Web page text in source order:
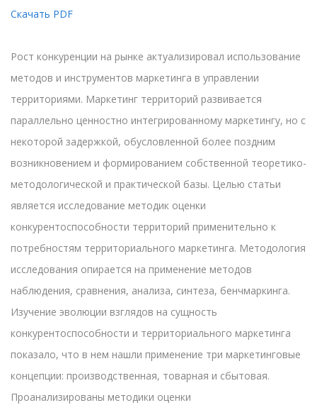
Скачать PDF
Рост конкуренции на рынке актуализировал использование
методов и инструментов маркетинга в управлении
территориями. Маркетинг территорий развивается
параллельно ценностно интегрированному маркетингу, но с
некоторой задержкой, обусловленной более поздним
возникновением и формированием собственной теоретико-
методологической и практической базы. Целью статьи
является исследование методик оценки
конкурентоспособности территорий применительно к
потребностям территориального маркетинга. Методология
исследования опирается на применение методов
наблюдения, сравнения, анализа, синтеза, бенчмаркинга.
Изучение эволюции взглядов на сущность
конкурентоспособности и территориального маркетинга
показало, что в нем нашли применение три маркетинговые
концепции: производственная, товарная и сбытовая.
Проанализированы методики оценки